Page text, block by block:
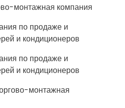
монтажная компания
по продаже и
и кондиционеров
по продаже и
и кондиционеров
монтажная